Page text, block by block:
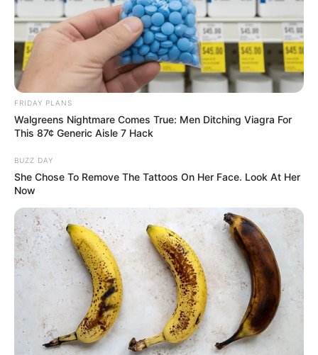
FRIDAY PLANS
Walgreens Nightmare Comes True: Men Ditching Viagra For
This 87¢ Generic Aisle 7 Hack
BUZZ DAY
She Chose To Remove The Tattoos On Her Face. Look At Her
Now